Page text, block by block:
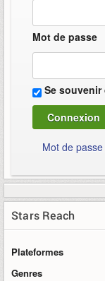
Mot de passe
Se souvenir
Mot de
Stars Reach
Plateformes
Genres